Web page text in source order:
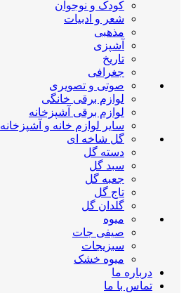
کودک و نوجوان
شعر و ادبیات
مذهبی
آشپزی
تاریخ
جغرافی
صوتی و تصویری
لوازم برقی خانگی
لوازم برقی آشپزخانه
سایر لوازم خانه و آشپزخانه
گل شاخه ای
دسته گل
سبد گل
جعبه گل
تاج گل
گلدان گل
میوه
صیفی جات
سبزیجات
میوه خشک
درباره ما
تماس با ما